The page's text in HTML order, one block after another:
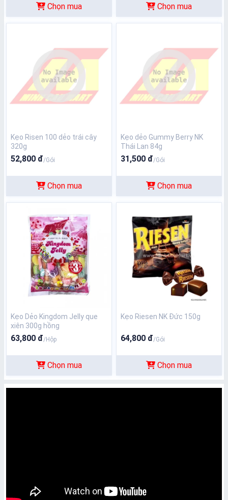
Chọn mua Chọn mua
Kẹo Risen 100 dẻo trái cây
320g
52,800 đ/Gói
Chọn mua
Kẹo dẻo Gummy Berry NK
Thái Lan 84g
31,500 đ/Gói
Chọn mua
Kẹo Dẻo Kingdom Jelly que
xiên 300g hồng
63,800 đ/Hộp
Chọn mua
Kẹo Riesen NK Đức 150g
64,800 đ/Gói
Chọn mua